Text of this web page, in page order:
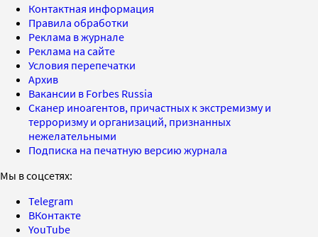
Контактная информация
Правила обработки
Реклама в журнале
Реклама на сайте
Условия перепечатки
Архив
Вакансии в Forbes Russia
Сканер иноагентов, причастных к экстремизму и
терроризму и организаций, признанных
нежелательными
Подписка на печатную версию журнала
Мы в соцсетях:
Telegram
ВКонтакте
YouTube